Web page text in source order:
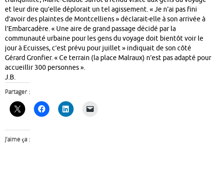
et leur dire qu’elle déplorait un tel agissement. « Je n’ai pas fini
d’avoir des plaintes de Montcelliens » déclarait-elle à son arrivée à
l’Embarcadère. « Une aire de grand passage décidé par la
communauté urbaine pour les gens du voyage doit bientôt voir le
jour à Ecuisses, c’est prévu pour juillet » indiquait de son côté
Gérard Gronfier. « Ce terrain (la place Malraux) n’est pas adapté pour
accueillir 300 personnes ».
J.B.
Partager :
J’aime ça :